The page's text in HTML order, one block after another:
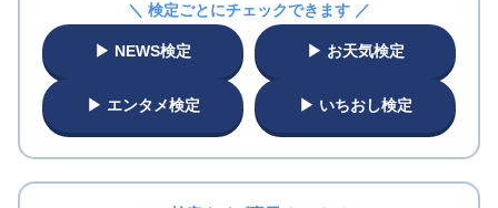
＼ 検定ごとにチェックできます ／
▶ NEWS検定 ▶ お天気検定
▶ エンタメ検定 ▶ いちおし検定